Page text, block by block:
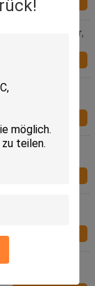
Kontakt
Befestiger,
M3-
Messing
Befestiger,
Drehteile 6061
CNC,